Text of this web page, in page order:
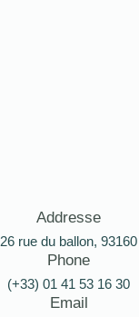
Addresse
26 rue du ballon, 93160
Phone
(+33) 01 41 53 16 30
Email